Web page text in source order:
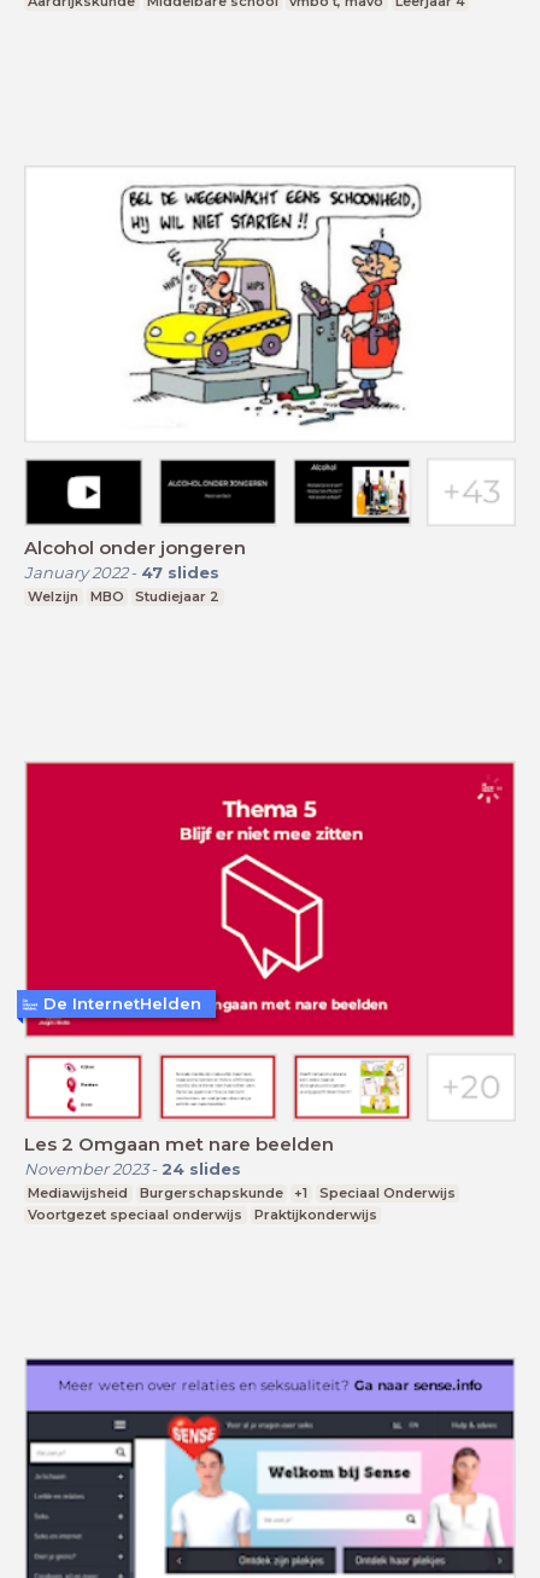
Alcohol onder jongeren
January 2022- 47 slides
Welzijn MBO Studiejaar 2
Les 2 Omgaan met nare beelden
November 2023- 24 slides
Mediawijsheid Burgerschapskunde +1
Speciaal Onderwijs
Voortgezet speciaal onderwijs
Praktijkonderwijs
De InternetHelden